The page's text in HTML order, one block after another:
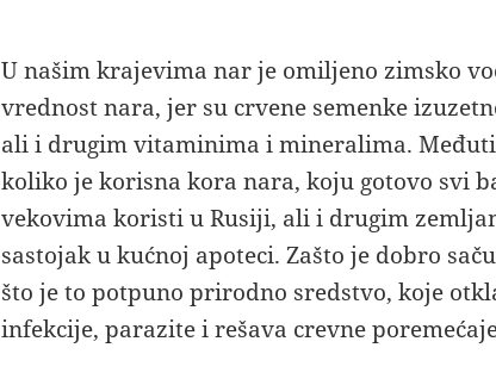
U našim krajevima nar je omiljeno zimsko
vrednost nara, jer su crvene semenke
ali i drugim vitaminima i mineralima.
koliko je korisna kora nara, koju gotovo svi
vekovima koristi u Rusiji, ali i drugim
sastojak u kućnoj apoteci. Zašto je dobro
što je to potpuno prirodno sredstvo, koje
infekcije, parazite i rešava crevne